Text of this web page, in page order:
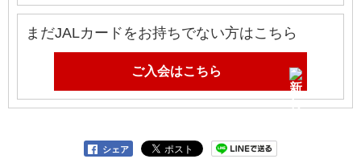
まだJALカードをお持ちでない方はこちら
ご入会はこちら
シェア